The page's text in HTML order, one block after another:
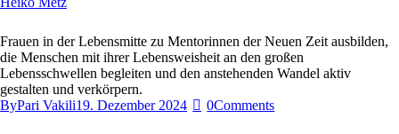
Frauen in der Lebensmitte zu Mentorinnen der Neuen Zeit ausbilden,
die Menschen mit ihrer Lebensweisheit an den großen
Lebensschwellen begleiten und den anstehenden Wandel aktiv
gestalten und verkörpern.
ByPari Vakili19. Dezember 2024 0Comments